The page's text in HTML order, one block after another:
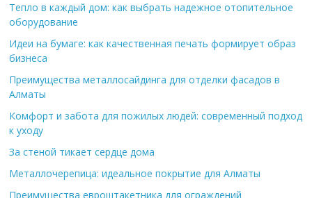
Тепло в каждый дом: как выбрать надежное отопительное
оборудование
Идеи на бумаге: как качественная печать формирует образ
бизнеса
Преимущества металлосайдинга для отделки фасадов в
Алматы
Комфорт и забота для пожилых людей: современный подход
к уходу
За стеной тикает сердце дома
Металлочерепица: идеальное покрытие для Алматы
Преимущества евроштакетника для ограждений